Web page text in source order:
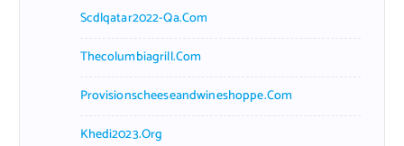
Scdlqatar2022-Qa.com
Thecolumbiagrill.com
Provisionscheeseandwineshoppe.com
Khedi2023.org